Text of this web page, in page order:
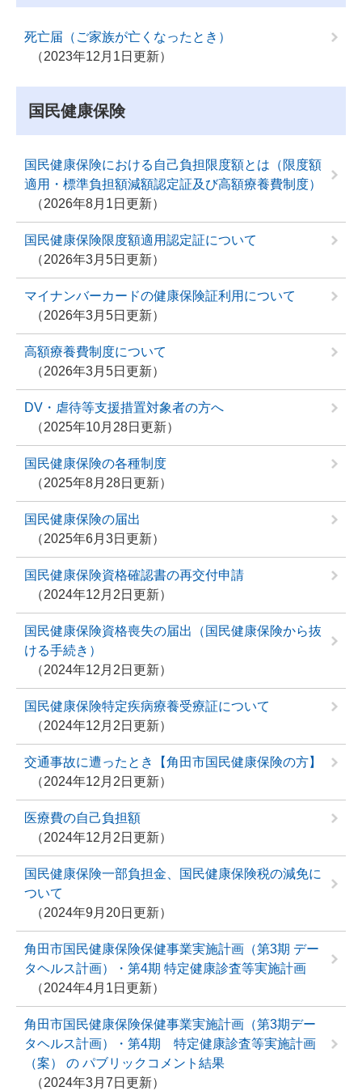
死亡届（ご家族が亡くなったとき）
2023年12月1日更新
国民健康保険
国民健康保険における自己負担限度額とは（限度額
適用・標準負担額減額認定証及び高額療養費制度）
2026年8月1日更新
国民健康保険限度額適用認定証について
2026年3月5日更新
マイナンバーカードの健康保険証利用について
2026年3月5日更新
高額療養費制度について
2026年3月5日更新
DV・虐待等支援措置対象者の方へ
2025年10月28日更新
国民健康保険の各種制度
2025年8月28日更新
国民健康保険の届出
2025年6月3日更新
国民健康保険資格確認書の再交付申請
2024年12月2日更新
国民健康保険資格喪失の届出（国民健康保険から抜
ける手続き）
2024年12月2日更新
国民健康保険特定疾病療養受療証について
2024年12月2日更新
交通事故に遭ったとき【角田市国民健康保険の方】
2024年12月2日更新
医療費の自己負担額
2024年12月2日更新
国民健康保険一部負担金、国民健康保険税の減免に
ついて
2024年9月20日更新
角田市国民健康保険保健事業実施計画（第3期 デー
タヘルス計画）・第4期 特定健康診査等実施計画
2024年4月1日更新
角田市国民健康保険保健事業実施計画（第3期デー
タヘルス計画）・第4期 特定健康診査等実施計画
（案） の パブリックコメント結果
2024年3月7日更新